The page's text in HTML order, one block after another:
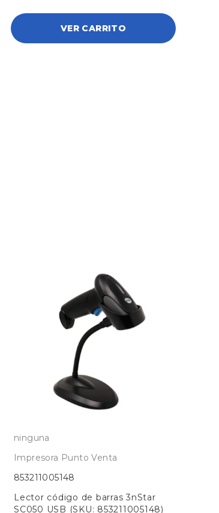
VER CARRITO
ninguna
Impresora Punto Venta
853211005148
Lector código de barras 3nStar
SC050 USB (SKU: 853211005148)